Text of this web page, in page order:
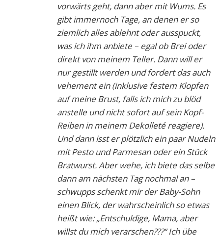
vorwärts geht, dann aber mit Wums. Es
gibt immernoch Tage, an denen er so
ziemlich alles ablehnt oder ausspuckt,
was ich ihm anbiete – egal ob Brei oder
direkt von meinem Teller. Dann will er
nur gestillt werden und fordert das auch
vehement ein (inklusive festem Klopfen
auf meine Brust, falls ich mich zu blöd
anstelle und nicht sofort auf sein Kopf-
Reiben in meinem Dekolleté reagiere).
Und dann isst er plötzlich ein paar Nudeln
mit Pesto und Parmesan oder ein Stück
Bratwurst. Aber wehe, ich biete das selbe
dann am nächsten Tag nochmal an –
schwupps schenkt mir der Baby-Sohn
einen Blick, der wahrscheinlich so etwas
heißt wie: „Entschuldige, Mama, aber
willst du mich verarschen???“ Ich übe